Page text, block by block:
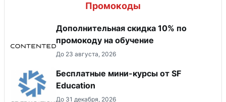
Промокоды
Дополнительная скидка 10% по
промокоду на обучение
До 23 августа, 2026
Бесплатные мини-курсы от SF
Education
До 31 декабря, 2026